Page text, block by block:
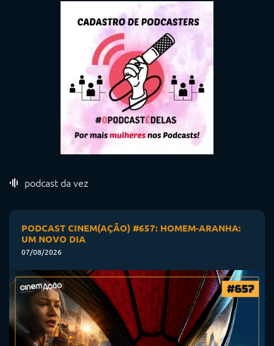
podcast da vez
PODCAST CINEM(AÇÃO) #657: HOMEM-ARANHA:
UM NOVO DIA
07/08/2026